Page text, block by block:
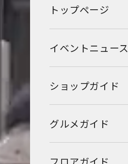
トップページ
イベントニュース
ショップガイド
グルメガイド